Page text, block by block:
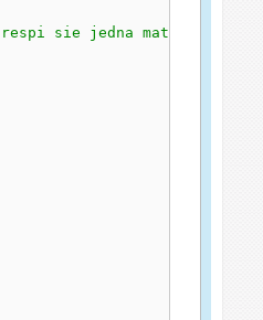
sie jedna matka Zombie"